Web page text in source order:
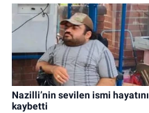
Nazilli’nin sevilen ismi hayatını
kaybetti